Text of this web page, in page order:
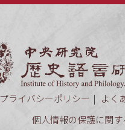
プライバシーポリシー
よく
個人情報の保護に関す